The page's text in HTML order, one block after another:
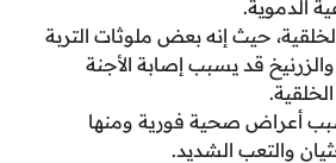
الدموية.
حيث إنه بعض ملوثات التربة
قد يسبب إصابة الأجنة
أعراض صحية فورية ومنها
والتعب الشديد.